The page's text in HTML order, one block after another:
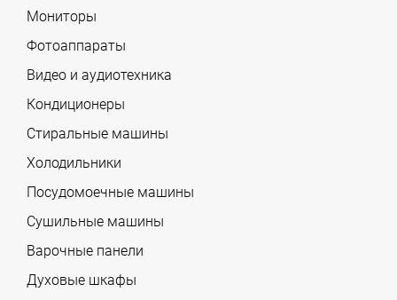
Мониторы
Фотоаппараты
Видео и аудиотехника
Кондиционеры
Стиральные машины
Холодильники
Посудомоечные машины
Сушильные машины
Варочные панели
Духовые шкафы